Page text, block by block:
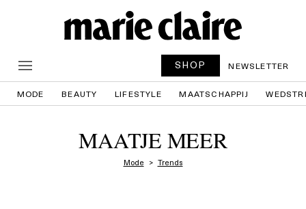
SHOP NEWSLETTER
MODE BEAUTY LIFESTYLE MAATSCHAPPIJ
MAATJE MEER
Mode Trends